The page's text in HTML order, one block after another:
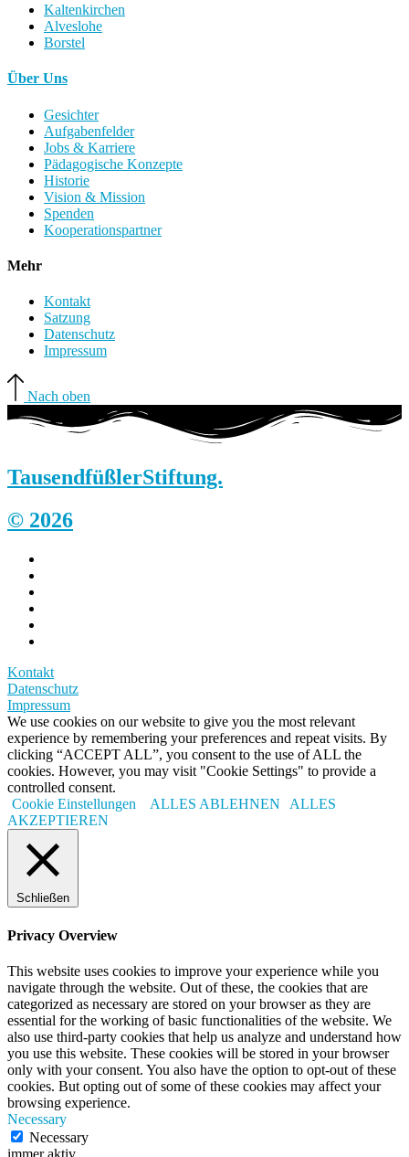
Kaltenkirchen
Alveslohe
Borstel
Über Uns
Gesichter
Aufgabenfelder
Jobs & Karriere
Pädagogische Konzepte
Historie
Vision & Mission
Spenden
Kooperationspartner
Mehr
Kontakt
Satzung
Datenschutz
Impressum
Nach oben
TausendfüßlerStiftung.
© 2026
Kontakt
Datenschutz
Impressum
We use cookies on our website to give you the most relevant
experience by remembering your preferences and repeat visits. By
clicking “ACCEPT ALL”, you consent to the use of ALL the
cookies. However, you may visit "Cookie Settings" to provide a
controlled consent.
Cookie Einstellungen
ALLES ABLEHNEN
ALLES
AKZEPTIEREN
Schließen
Privacy Overview
This website uses cookies to improve your experience while you
navigate through the website. Out of these, the cookies that are
categorized as necessary are stored on your browser as they are
essential for the working of basic functionalities of the website. We
also use third-party cookies that help us analyze and understand how
you use this website. These cookies will be stored in your browser
only with your consent. You also have the option to opt-out of these
cookies. But opting out of some of these cookies may affect your
browsing experience.
Necessary
Necessary
immer aktiv